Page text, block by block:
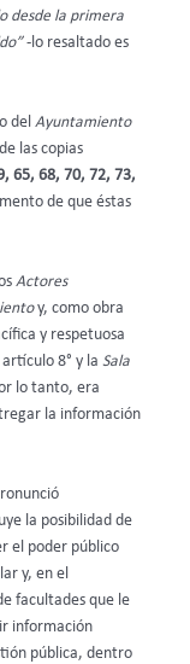
desde la primera
-lo resaltado es
del Ayuntamiento
las copias
65, 68, 70, 72, 73,
de que éstas
Actores
y, como obra
y respetuosa
8° y la Sala
lo tanto, era
la información
la posibilidad de
el poder público
y, en el
facultades que le
información
pública, dentro